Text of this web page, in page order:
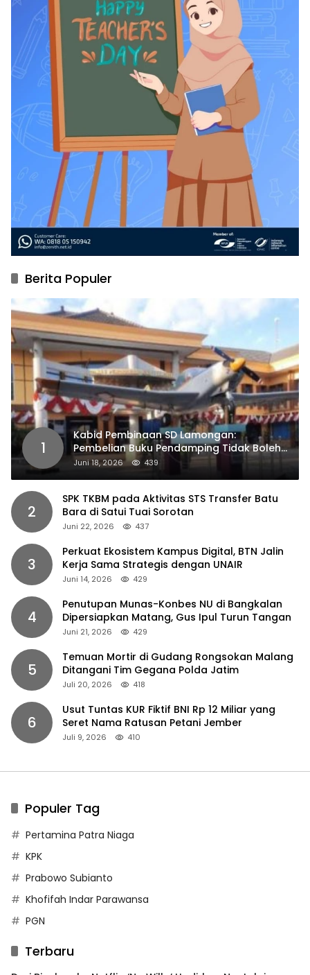
Berita Populer
1
Kabid Pembinaan SD Lamongan:
Pembelian Buku Pendamping Tidak Boleh
Dipaksakan
Juni 18, 2026 439
2
SPK TKBM pada Aktivitas STS Transfer Batu
Bara di Satui Tuai Sorotan
Juni 22, 2026 437
3
Perkuat Ekosistem Kampus Digital, BTN Jalin
Kerja Sama Strategis dengan UNAIR
Juni 14, 2026 429
4
Penutupan Munas-Konbes NU di Bangkalan
Dipersiapkan Matang, Gus Ipul Turun Tangan
Juni 21, 2026 429
5
Temuan Mortir di Gudang Rongsokan Malang
Ditangani Tim Gegana Polda Jatim
Juli 20, 2026 418
6
Usut Tuntas KUR Fiktif BNI Rp 12 Miliar yang
Seret Nama Ratusan Petani Jember
Juli 9, 2026 410
Populer Tag
Pertamina Patra Niaga
KPK
Prabowo Subianto
Khofifah Indar Parawansa
PGN
Terbaru